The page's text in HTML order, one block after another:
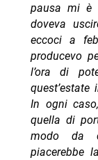
pausa mi è
doveva
eccoci a
producevo
l’ora di
In ogni
quella di
modo da
piacerebbe